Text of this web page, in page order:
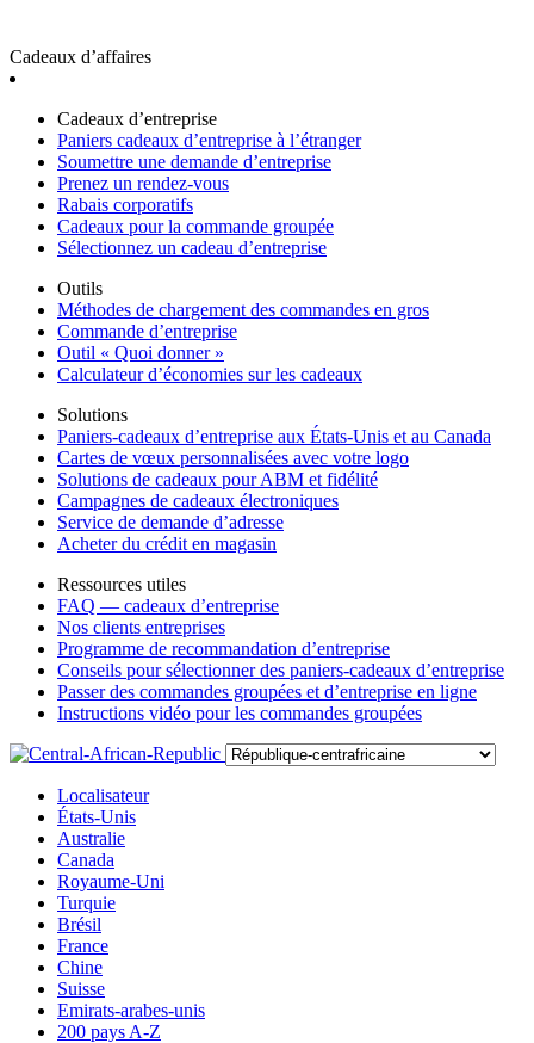
Cadeaux d’affaires
Cadeaux d’entreprise
Paniers cadeaux d’entreprise à l’étranger
Soumettre une demande d’entreprise
Prenez un rendez-vous
Rabais corporatifs
Cadeaux pour la commande groupée
Sélectionnez un cadeau d’entreprise
Outils
Méthodes de chargement des commandes en gros
Commande d’entreprise
Outil « Quoi donner »
Calculateur d’économies sur les cadeaux
Solutions
Paniers-cadeaux d’entreprise aux États-Unis et au Canada
Cartes de vœux personnalisées avec votre logo
Solutions de cadeaux pour ABM et fidélité
Campagnes de cadeaux électroniques
Service de demande d’adresse
Acheter du crédit en magasin
Ressources utiles
FAQ — cadeaux d’entreprise
Nos clients entreprises
Programme de recommandation d’entreprise
Conseils pour sélectionner des paniers-cadeaux d’entreprise
Passer des commandes groupées et d’entreprise en ligne
Instructions vidéo pour les commandes groupées
Localisateur
États-Unis
Australie
Canada
Royaume-Uni
Turquie
Brésil
France
Chine
Suisse
Emirats-arabes-unis
200 pays A-Z